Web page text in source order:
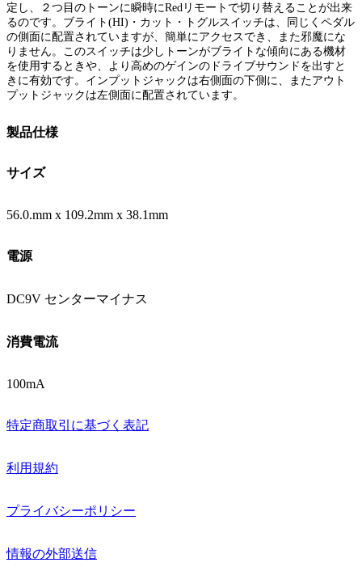
定し、２つ目のトーンに瞬時にRedリモートで切り替えることが出来
るのです。ブライト(HI)・カット・トグルスイッチは、同じくペダル
の側面に配置されていますが、簡単にアクセスでき、また邪魔にな
りません。このスイッチは少しトーンがブライトな傾向にある機材
を使用するときや、より高めのゲインのドライブサウンドを出すと
きに有効です。インプットジャックは右側面の下側に、またアウト
プットジャックは左側面に配置されています。
製品仕様
サイズ
56.0.mm x 109.2mm x 38.1mm
電源
DC9V センターマイナス
消費電流
100mA
特定商取引に基づく表記
利用規約
プライバシーポリシー
情報の外部送信